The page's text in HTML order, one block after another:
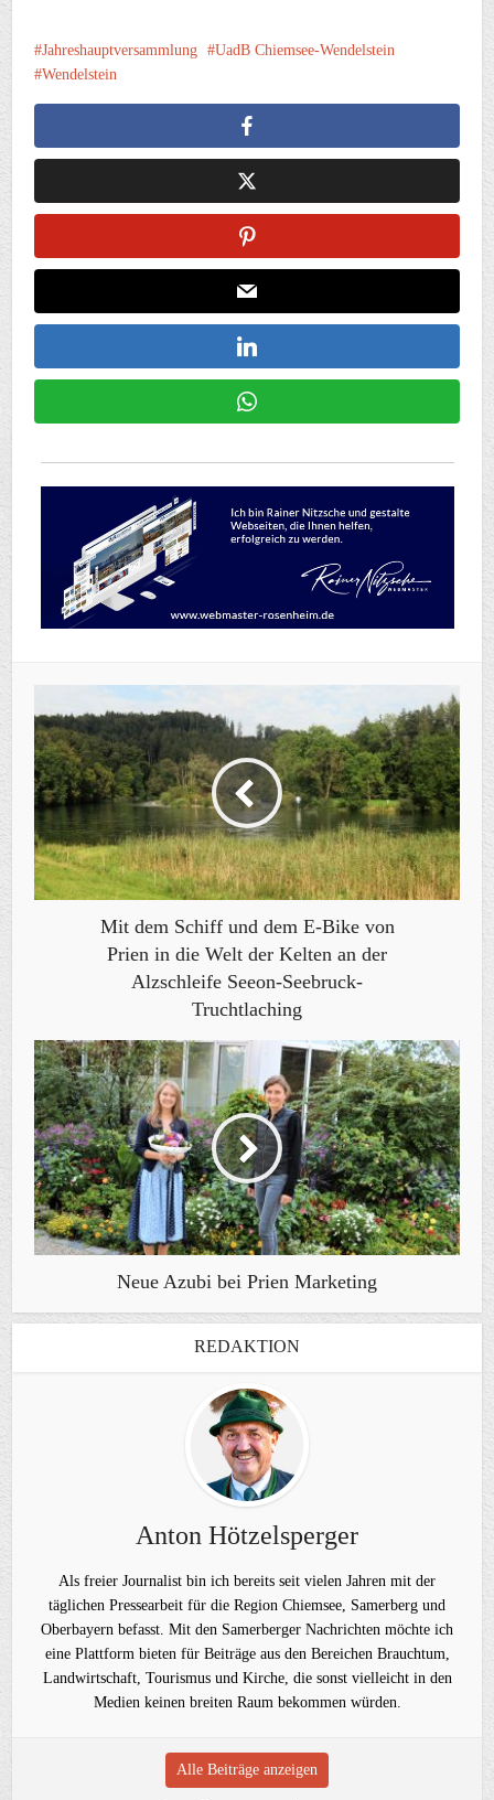
Jahreshauptversammlung
UadB Chiemsee-Wendelstein
Wendelstein
Mit dem Schiff und dem E-Bike von
Prien in die Welt der Kelten an der
Alzschleife Seeon-Seebruck-
Truchtlaching
Neue Azubi bei Prien Marketing
REDAKTION
Anton Hötzelsperger
Als freier Journalist bin ich bereits seit vielen Jahren mit der
täglichen Pressearbeit für die Region Chiemsee, Samerberg und
Oberbayern befasst. Mit den Samerberger Nachrichten möchte ich
eine Plattform bieten für Beiträge aus den Bereichen Brauchtum,
Landwirtschaft, Tourismus und Kirche, die sonst vielleicht in den
Medien keinen breiten Raum bekommen würden.
Alle Beiträge anzeigen